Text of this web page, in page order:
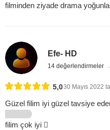
filminden ziyade drama
Efe- HD
14 değerlendirmeler
5,030 Mayıs 2022
Güzel filim iyi güzel tavsiye
filim çok iyi 